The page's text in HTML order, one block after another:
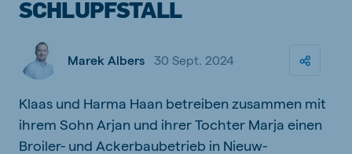
SCHLUPFSTALL
Marek Albers 30 Sept. 2024
Klaas und Harma Haan betreiben zusammen mit
ihrem Sohn Arjan und ihrer Tochter Marja einen
Broiler- und Ackerbaubetrieb in Nieuw-